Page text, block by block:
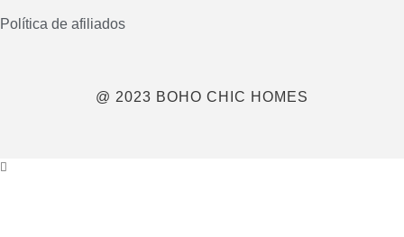
Política de afiliados
@ 2023 BOHO CHIC HOMES